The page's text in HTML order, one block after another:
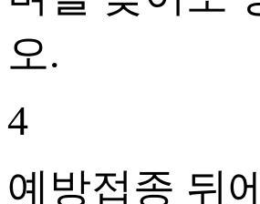
오.
4
예방접종 뒤